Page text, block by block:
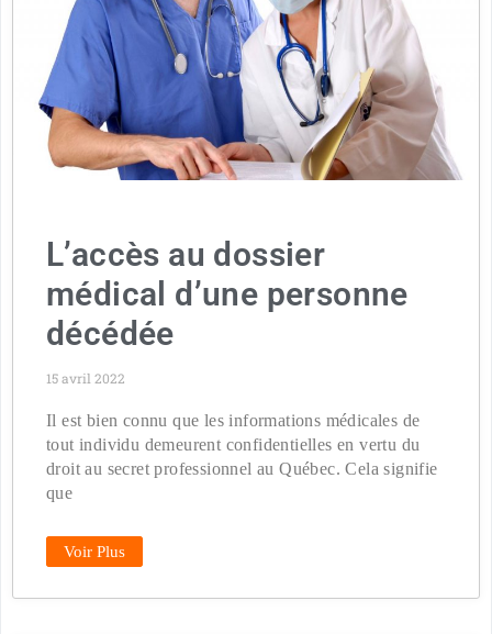
L’accès au dossier
médical d’une personne
décédée
15 avril 2022
Il est bien connu que les informations médicales de
tout individu demeurent confidentielles en vertu du
droit au secret professionnel au Québec. Cela signifie
que
Voir Plus